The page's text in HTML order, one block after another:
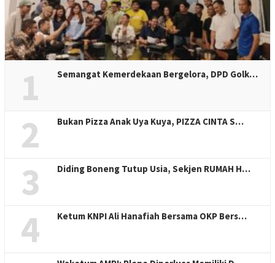
1 Semangat Kemerdekaan Bergelora, DPD Golk…
2 Bukan Pizza Anak Uya Kuya, PIZZA CINTA S…
3 Diding Boneng Tutup Usia, Sekjen RUMAH H…
4 Ketum KNPI Ali Hanafiah Bersama OKP Bers…